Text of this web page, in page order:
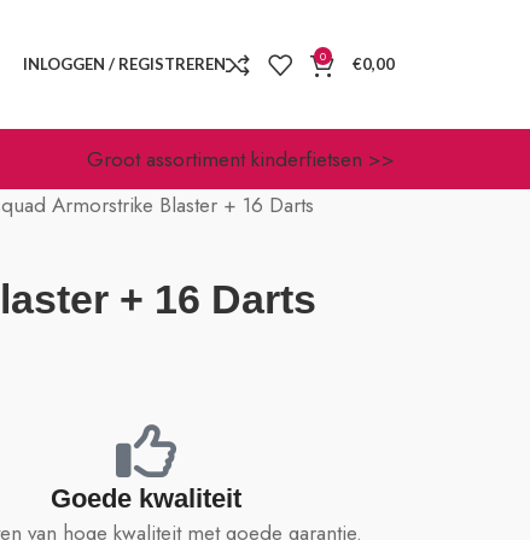
INLOGGEN / REGISTREREN 0 €0,00
Groot assortiment kinderfietsen >>
Armorstrike Blaster + 16 Darts
+ 16 Darts
Goede kwaliteit
van hoge kwaliteit met goede garantie.